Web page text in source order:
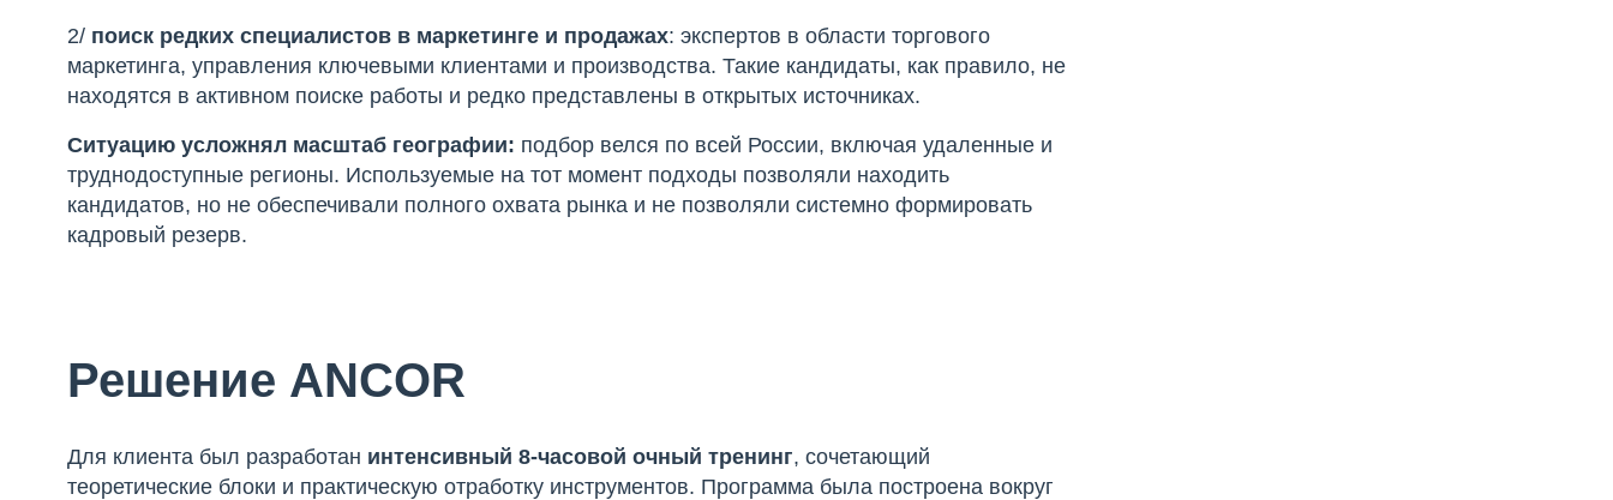
2/ поиск редких специалистов в маркетинге и продажах: экспертов в области торгового
маркетинга, управления ключевыми клиентами и производства. Такие кандидаты, как правило, не
находятся в активном поиске работы и редко представлены в открытых источниках.
Ситуацию усложнял масштаб географии: подбор велся по всей России, включая удаленные и
труднодоступные регионы. Используемые на тот момент подходы позволяли находить
кандидатов, но не обеспечивали полного охвата рынка и не позволяли системно формировать
кадровый резерв.
Решение ANCOR
Для клиента был разработан интенсивный 8-часовой очный тренинг, сочетающий
теоретические блоки и практическую отработку инструментов. Программа была построена вокруг